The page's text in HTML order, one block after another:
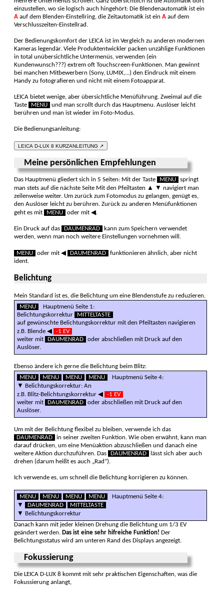
einzustellen, wo sie logisch auch hingehört: Die Blendenautomatik ist ein
A auf dem Blenden-Einstellring, die Zeitautomatik ist ein A auf dem
Verschlusszeiten-Einstellrad.
Der Bedienungskomfort der LEICA ist im Vergleich zu anderen modernen
Kameras legendär. Viele Produktentwickler packen unzählige Funktionen
in total unüber­sichtliche Unter­menüs, verwenden (ein
Kundenwunsch???) extrem oft Touchscreen-Funktionen. Man gewinnt
bei manchen Mitbewerbern (Sony, LUMIX,...) den Eindruck mit einem
Handy zu fotografieren und nicht mit einem Fotoapparat.
LEICA bietet wenige, aber übersichtliche Menüführung. Zweimal auf die
Taste
MENU
und man scrollt durch das Hauptmenu. Auslöser leicht
berühren und man ist wieder im Foto-Modus.
Die Bedienungsanleitung:
LEICA D-LUX 8 KURZANLEITUNG ↗
Meine persönlichen Empfehlungen
Das Hauptmenü gliedert sich in 5 Seiten: Mit der Taste MENU
springt
man stets auf die nächste Seite Mit den Pfeiltasten ▲ ▼ navigiert man
zeilenweise weiter. Um zurück zum Fotomodus zu gelangen, genügt es,
den Auslöser leicht zu berühren. Zurück zu anderen Menüfunktionen
geht es mit
MENU oder mit ◀.
Ein Druck auf das DAUMENRAD
kann zum Speichern verwendet
werden, wenn man noch weitere Einstellungen vornehmen will.
MENU oder mit ◀ DAUMENRAD
funktionieren ähnlich, aber nicht
ident.
Belichtung
Mein Standard ist es, die Belichtung um eine Blendenstufe zu reduzieren.
MENU
Hauptmenü Seite 1:
Belichtungskorrektur
MITTELTASTE
auf gewünschte Belichtungskorrektur mit den Pfeiltasten navigieren
z.B. Blende ◀
-1 EV
weiter mit
DAUMENRAD
oder abschließen mit Druck auf den
Auslöser.
Ebenso ändere ich gerne die Belichtung beim Blitz:
MENU
MENU MENU MENU
Hauptmenü Seite 4:
▼ Belichtungskorrektur: An
z.B. Blitz-Belichtungskorrektur ◀
-1 EV
weiter mit
DAUMENRAD
oder abschließen mit Druck auf den
Auslöser.
Um mit der Belichtung flexibel zu bleiben, verwende ich das
DAUMENRAD
in seiner zweiten Funktion. Wie oben erwähnt, kann man
darauf drücken, um eine Menüaktion abzuschließen und danach eine
weitere Aktion durchzuführen. Das
DAUMENRAD
lässt sich aber auch
drehen (darum heißt es auch „Rad“).
Ich verwende es, um schnell die Belichtung korrigieren zu können.
MENU MENU MENU MENU
Hauptmenü Seite 4:
▼
DAUMENRAD
MITTELTASTE
▼ Belichtungskorrektur
Danach kann mit jeder kleinen Drehung die Belichtung um 1/3 EV
geändert werden. Das ist eine sehr hifreiche Funktion! Der
Belichtungsstatus wird am unteren Rand des Displays angezeigt.
Fokussierung
Die LEICA D-LUX 8 kommt mit sehr praktischen Eigenschaften, was die
Fokussierung anlangt,